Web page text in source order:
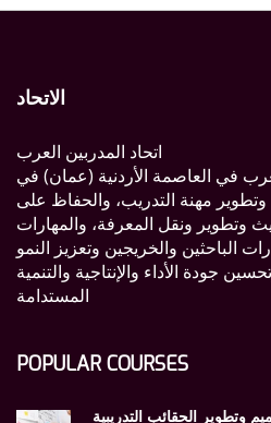
الاتحاد
اتحاد المدربين العرب
في العاصمة الأردنية (عمان) في
تأصيل وتطوير مهنة التدريب، والحفاظ على
وتطوير ونقل المعرفة، والمهارات
الباحثين والخريجين وتعزيز النمو
جودة الأداء والإنتاجية والتنمية
المستدامة
POPULAR COURSES